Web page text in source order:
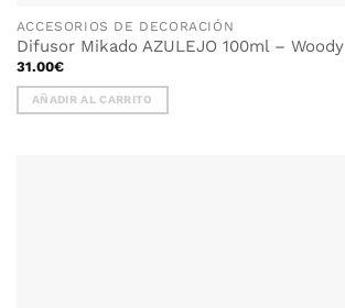
ACCESORIOS DE DECORACIÓN
Difusor Mikado AZULEJO 100ml – Woody
31.00€
AÑADIR AL CARRITO